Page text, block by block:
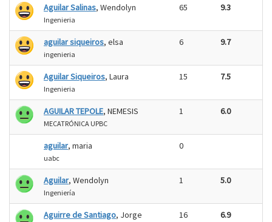
Aguilar Salinas, Wendolyn
Ingenieria
65 9.3
aguilar siqueiros, elsa
ingenieria
6 9.7
Aguilar Siqueiros, Laura
Ingenieria
15 7.5
AGUILAR TEPOLE, NEMESIS
MECATRÓNICA UPBC
1 6.0
aguilar, maria
uabc
0
Aguilar, Wendolyn
Ingeniería
1 5.0
Aguirre de Santiago, Jorge 16 6.9